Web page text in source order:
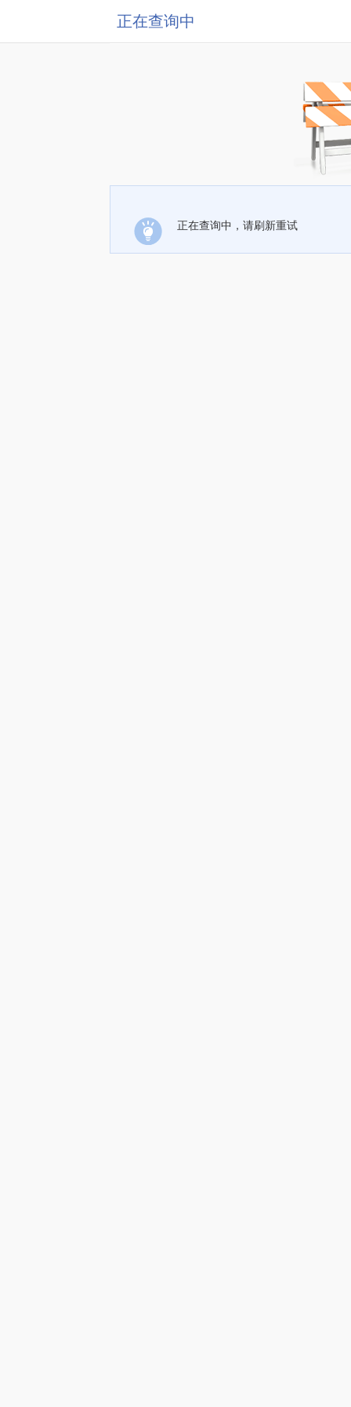
正在查询中
正在查询中，请刷新重试